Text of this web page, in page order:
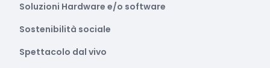
Soluzioni Hardware e/o software
Sostenibilità sociale
Spettacolo dal vivo